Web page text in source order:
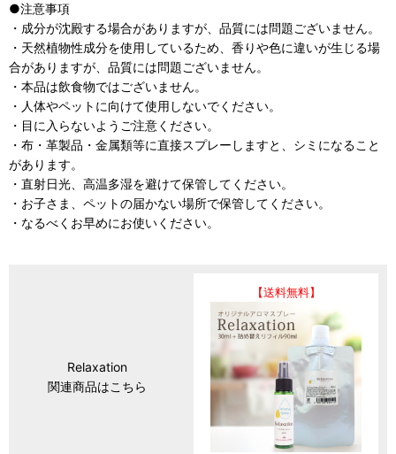
●注意事項
・成分が沈殿する場合がありますが、品質には問題ございません。
・天然植物性成分を使用しているため、香りや色に違いが生じる場
合がありますが、品質には問題ございません。
・本品は飲食物ではございません。
・人体やペットに向けて使用しないでください。
・目に入らないようご注意ください。
・布・革製品・金属類等に直接スプレーしますと、シミになること
があります。
・直射日光、高温多湿を避けて保管してください。
・お子さま、ペットの届かない場所で保管してください。
・なるべくお早めにお使いください。
Relaxation
関連商品はこちら
【送料無料】